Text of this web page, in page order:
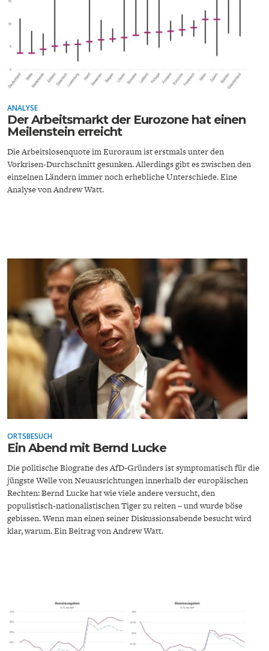
UNGLEICHHEIT UND
MACHT
FACHKRÄFTEMANGEL
DAS DEUTSCHE
GESUNDHEITSWESEN
EUROPA
FINANZMÄRKTE
GELDPOLITIK
ANALYSE
Der Arbeitsmarkt der Eurozone hat einen
Meilenstein erreicht
Die Arbeitslosenquote im Euroraum ist erstmals unter den
Vorkrisen-Durchschnitt gesunken. Allerdings gibt es zwischen den
einzelnen Ländern immer noch erhebliche Unterschiede. Eine
Analyse von Andrew Watt.
ORTSBESUCH
Ein Abend mit Bernd Lucke
Die politische Biografie des AfD-Gründers ist symptomatisch für die
jüngste Welle von Neuausrichtungen innerhalb der europäischen
Rechten: Bernd Lucke hat wie viele andere versucht, den
populistisch-nationalistischen Tiger zu reiten – und wurde böse
gebissen. Wenn man einen seiner Diskussionsabende besucht wird
klar, warum. Ein Beitrag von Andrew Watt.